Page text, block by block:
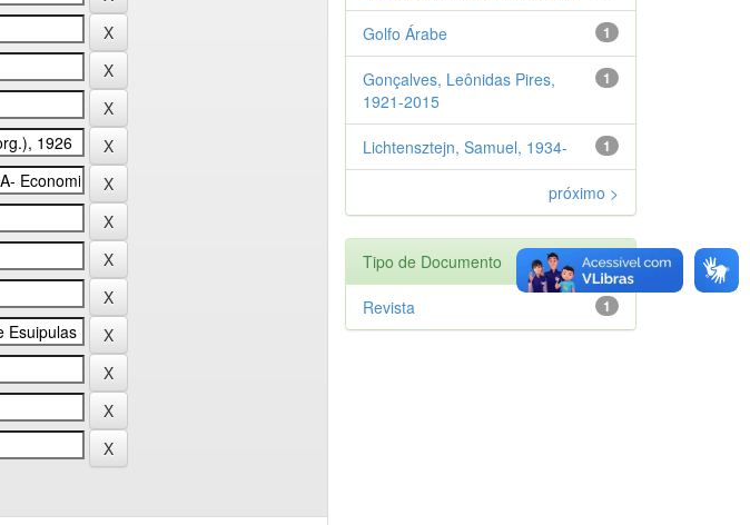
1
Golfo Árabe
1
Gonçalves, Leônidas Pires,
1921-2015
1
Lichtensztejn, Samuel, 1934-
próximo >
Tipo de Documento
1
Revista